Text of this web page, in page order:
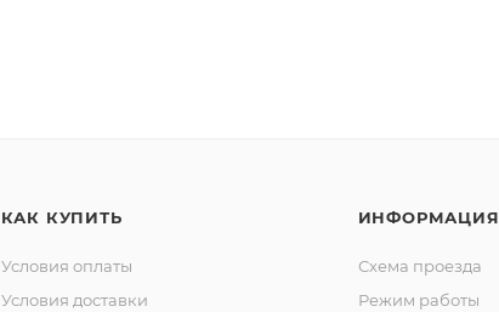
КАК КУПИТЬ
Условия оплаты
Условия доставки
ИНФОРМАЦИЯ
Схема проезда
Режим работы